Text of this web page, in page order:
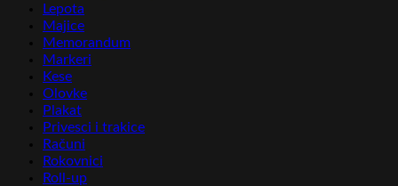
Lepota
Majice
Memorandum
Markeri
Kese
Olovke
Plakat
Privesci i trakice
Računi
Rokovnici
Roll-up